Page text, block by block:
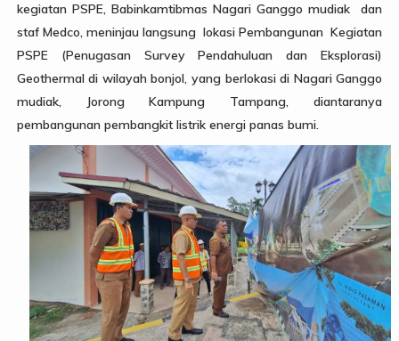
kegiatan PSPE, Babinkamtibmas Nagari Ganggo mudiak dan
staf Medco, meninjau langsung lokasi Pembangunan Kegiatan
PSPE (Penugasan Survey Pendahuluan dan Eksplorasi)
Geothermal di wilayah bonjol, yang berlokasi di Nagari Ganggo
mudiak, Jorong Kampung Tampang, diantaranya
pembangunan pembangkit listrik energi panas bumi.